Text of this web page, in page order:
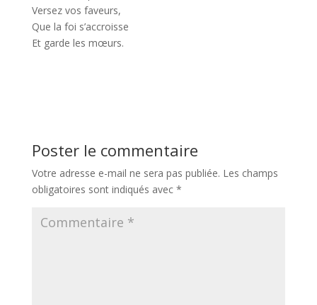
Versez vos faveurs,
Que la foi s’accroisse
Et garde les mœurs.
Poster le commentaire
Votre adresse e-mail ne sera pas publiée. Les champs
obligatoires sont indiqués avec *